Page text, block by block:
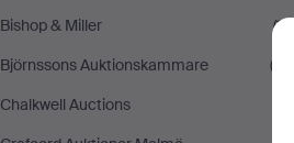
Bishop & Miller
(1)
Björnssons Auktionskammare
(3)
Chalkwell Auctions